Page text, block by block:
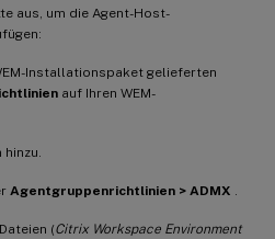
aus, um die Agent-Host-
Installationspaket gelieferten
auf Ihren WEM-
Agentgruppenrichtlinien > ADMX
(Citrix Workspace Environment